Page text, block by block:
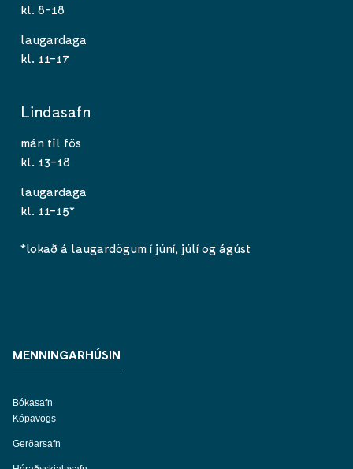
kl. 8-18
laugardaga
kl. 11-17
Lindasafn
mán til fös
kl. 13-18
laugardaga
kl. 11-15*
*lokað á laugardögum í júní, júlí og ágúst
MENNINGARHÚSIN
Bókasafn
Kópavogs
Gerðarsafn